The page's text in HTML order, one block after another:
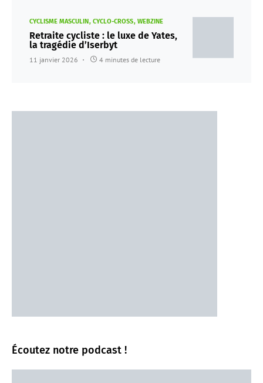
CYCLISME MASCULIN CYCLO-CROSS WEBZINE
Retraite cycliste : le luxe de Yates,
la tragédie d’Iserbyt
11 janvier 2026 4 minutes de lecture
Écoutez notre podcast !